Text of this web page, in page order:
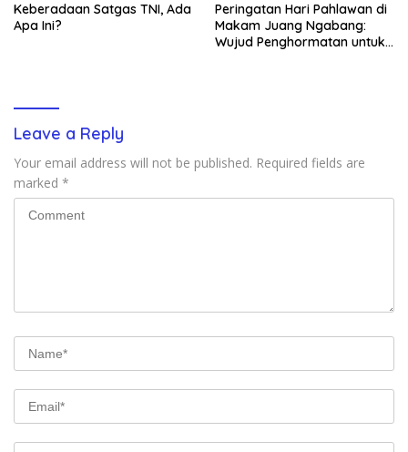
Keberadaan Satgas TNI, Ada
Apa Ini?
Peringatan Hari Pahlawan di
Makam Juang Ngabang:
Wujud Penghormatan untuk
Leave a Reply
Your email address will not be published. Required fields are
marked *